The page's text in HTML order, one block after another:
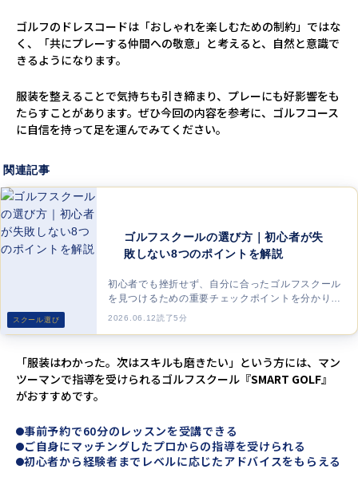
ゴルフのドレスコードは「おしゃれを楽しむための制約」ではな
く、「共にプレーする仲間への敬意」と考えると、自然と意識で
きるようになります。
服装を整えることで気持ちも引き締まり、プレーにも好影響をも
たらすことがあります。ぜひ今回の内容を参考に、ゴルフコース
に自信を持って足を運んでみてください。
関連記事
スクール選び
ゴルフスクールの選び方｜初心者が失
敗しない8つのポイントを解説
初心者でも挫折せず、自分に合ったゴルフスクール
を見つけるための重要チェックポイントを分かりや
すく解説。
2026.06.12読了5分
「服装はわかった。次はスキルも磨きたい」という方には、マン
ツーマンで指導を受けられるゴルフスクール『SMART GOLF』
がおすすめです。
事前予約で60分のレッスンを受講できる
ご自身にマッチングしたプロからの指導を受けられる
初心者から経験者までレベルに応じたアドバイスをもらえる